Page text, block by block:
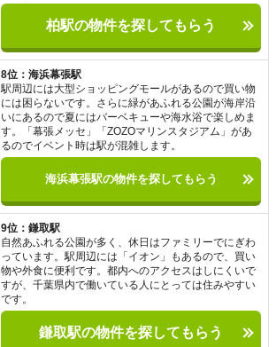
柏駅の物件を探してもらう
8位：海浜幕張駅
駅周辺には大型ショッピングモールがあるので買い物
には困らないです。さらに緑があふれる公園が海岸沿
いにあるので夏にはバーベキューや海水浴で楽しめま
す。「幕張メッセ」「ZOZOマリンスタジアム」があ
るのでイベント時は駅が混雑します。
海浜幕張駅の物件を探してもらう
9位：鎌取駅
自然あふれる公園が多く、休日はファミリーでにぎわ
っています。駅周辺には「イオン」もあるので、買い
物や外食に便利です。都内へのアクセスはしにくいで
すが、千葉県内で働いている人にとっては住みやすい
です。
鎌取駅の物件を探してもらう